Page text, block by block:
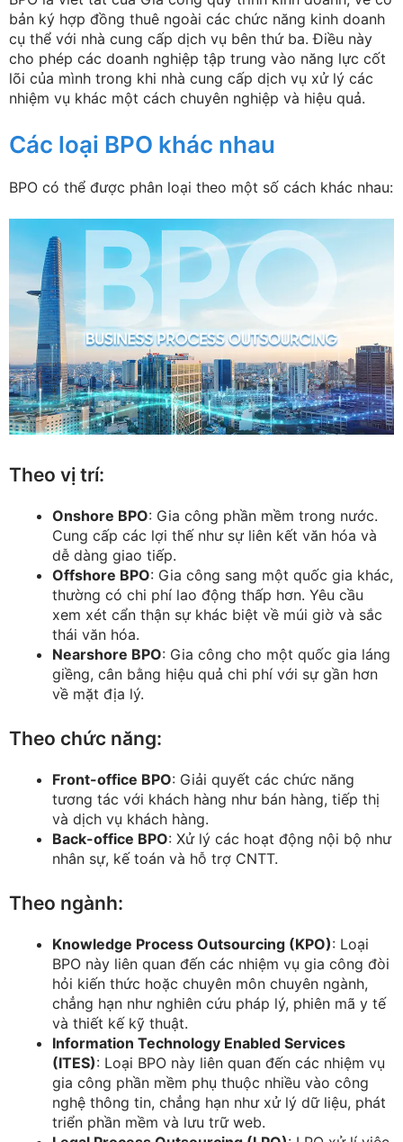
bản ký hợp đồng thuê ngoài các chức năng kinh doanh
cụ thể với nhà cung cấp dịch vụ bên thứ ba. Điều này
cho phép các doanh nghiệp tập trung vào năng lực cốt
lõi của mình trong khi nhà cung cấp dịch vụ xử lý các
nhiệm vụ khác một cách chuyên nghiệp và hiệu quả.
Các loại BPO khác nhau
BPO có thể được phân loại theo một số cách khác nhau:
Theo vị trí:
Onshore BPO: Gia công phần mềm trong nước.
Cung cấp các lợi thế như sự liên kết văn hóa và
dễ dàng giao tiếp.
Offshore BPO: Gia công sang một quốc gia khác,
thường có chi phí lao động thấp hơn. Yêu cầu
xem xét cẩn thận sự khác biệt về múi giờ và sắc
thái văn hóa.
Nearshore BPO: Gia công cho một quốc gia láng
giềng, cân bằng hiệu quả chi phí với sự gần hơn
về mặt địa lý.
Theo chức năng:
Front-office BPO: Giải quyết các chức năng
tương tác với khách hàng như bán hàng, tiếp thị
và dịch vụ khách hàng.
Back-office BPO: Xử lý các hoạt động nội bộ như
nhân sự, kế toán và hỗ trợ CNTT.
Theo ngành:
Knowledge Process Outsourcing (KPO): Loại
BPO này liên quan đến các nhiệm vụ gia công đòi
hỏi kiến thức hoặc chuyên môn chuyên ngành,
chẳng hạn như nghiên cứu pháp lý, phiên mã y tế
và thiết kế kỹ thuật. ​
Information Technology Enabled Services
(ITES): Loại BPO này liên quan đến các nhiệm vụ
gia công phần mềm phụ thuộc nhiều vào công
nghệ thông tin, chẳng hạn như xử lý dữ liệu, phát
triển phần mềm và lưu trữ web.